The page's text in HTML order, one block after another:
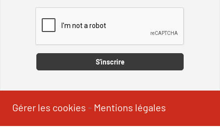
S'inscrire
Gérer les cookies - Mentions légales